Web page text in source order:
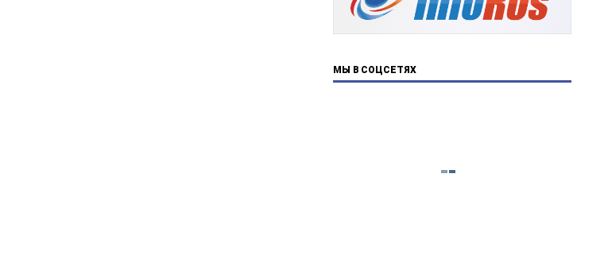
МЫ В СОЦСЕТЯХ